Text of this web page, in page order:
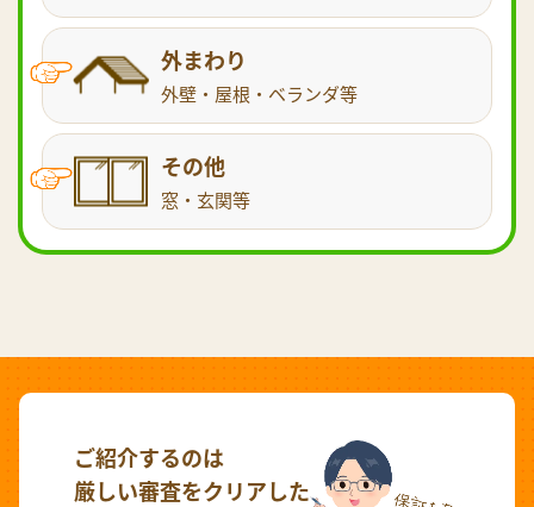
外まわり
外壁・屋根・ベランダ等
その他
窓・玄関等
ご紹介するのは
厳しい審査をクリアした